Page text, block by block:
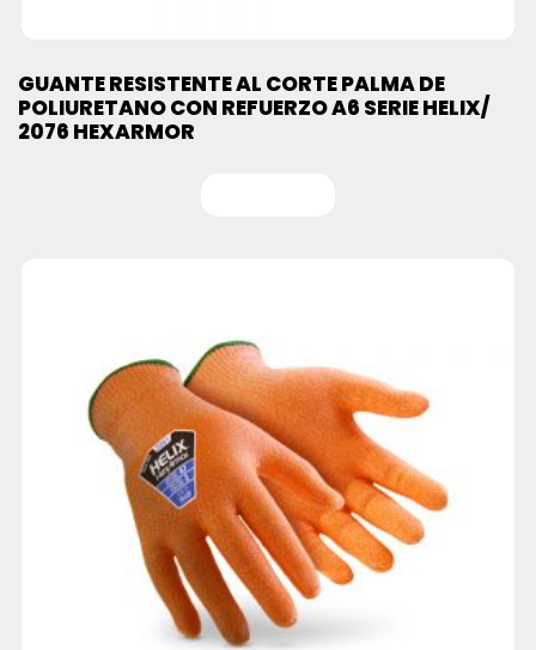
GUANTE RESISTENTE AL CORTE PALMA DE
POLIURETANO CON REFUERZO A6 SERIE HELIX/
2076 HEXARMOR